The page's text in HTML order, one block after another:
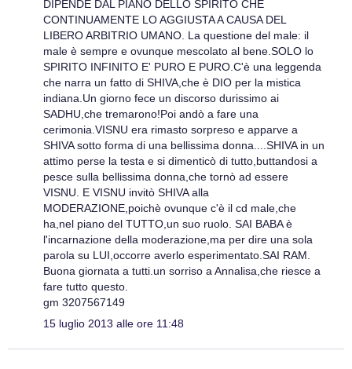
DIPENDE DAL PIANO DELLO SPIRITO CHE
CONTINUAMENTE LO AGGIUSTA A CAUSA DEL
LIBERO ARBITRIO UMANO. La questione del male: il
male è sempre e ovunque mescolato al bene.SOLO lo
SPIRITO INFINITO E' PURO E PURO.C'è una leggenda
che narra un fatto di SHIVA,che è DIO per la mistica
indiana.Un giorno fece un discorso durissimo ai
SADHU,che tremarono!Poi andò a fare una
cerimonia.VISNU era rimasto sorpreso e apparve a
SHIVA sotto forma di una bellissima donna....SHIVA in un
attimo perse la testa e si dimenticò di tutto,buttandosi a
pesce sulla bellissima donna,che tornò ad essere
VISNU. E VISNU invitò SHIVA alla
MODERAZIONE,poichè ovunque c'è il cd male,che
ha,nel piano del TUTTO,un suo ruolo. SAI BABA è
l'incarnazione della moderazione,ma per dire una sola
parola su LUI,occorre averlo esperimentato.SAI RAM.
Buona giornata a tutti.un sorriso a Annalisa,che riesce a
fare tutto questo.
gm 3207567149
15 luglio 2013 alle ore 11:48